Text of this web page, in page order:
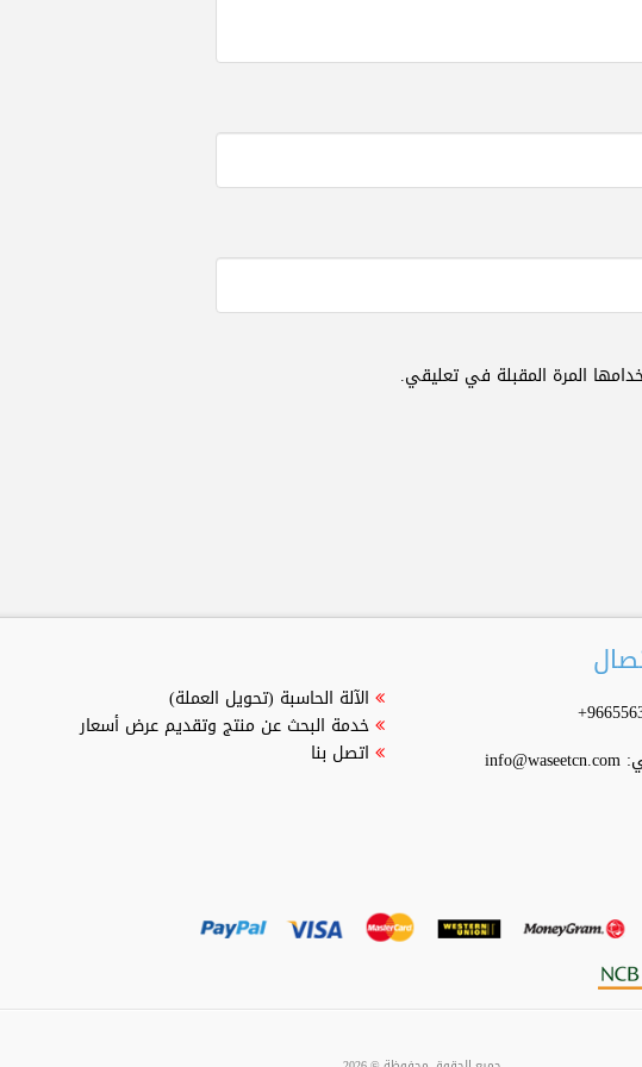
المرة المقبلة في تعليقي.
الآلة الحاسبة (تحويل العملة)
خدمة البحث عن منتج وتقديم عرض أسعار
اتصل بنا
info@waseetcn.com